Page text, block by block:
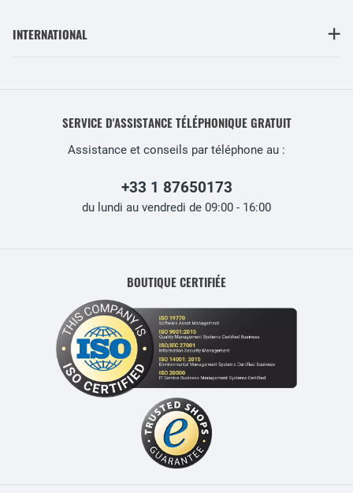
INTERNATIONAL
SERVICE D'ASSISTANCE TÉLÉPHONIQUE GRATUIT
Assistance et conseils par téléphone au :
+33 1 87650173
du lundi au vendredi de 09:00 - 16:00
BOUTIQUE CERTIFIÉE